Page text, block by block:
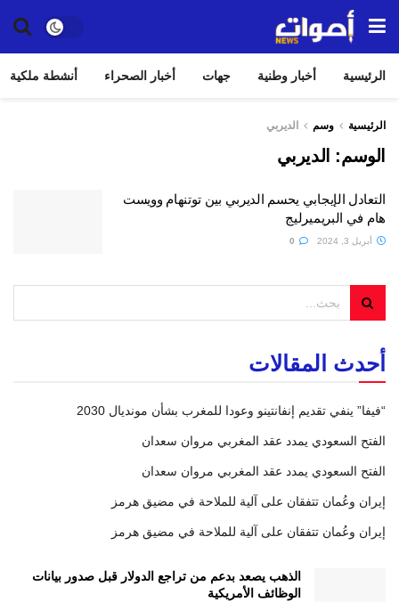
الرئيسية أخبار وطنية جهات أخبار الصحراء أنشطة ملكية
الرئيسية وسم الديربي
الوسم: الديربي
التعادل الإيجابي يحسم الديربي بين توتنهام وويست
هام في البريميرليج
أبريل 3, 2024
أحدث المقالات
“فيفا” ينفي تقديم إنفانتينو وعودا للمغرب بشأن مونديال 2030
الفتح السعودي يمدد عقد المغربي مروان سعدان
الفتح السعودي يمدد عقد المغربي مروان سعدان
إيران وعُمان تتفقان على آلية للملاحة في مضيق هرمز
إيران وعُمان تتفقان على آلية للملاحة في مضيق هرمز
الذهب يصعد بدعم من تراجع الدولار قبل صدور بيانات
الوظائف الأمريكية